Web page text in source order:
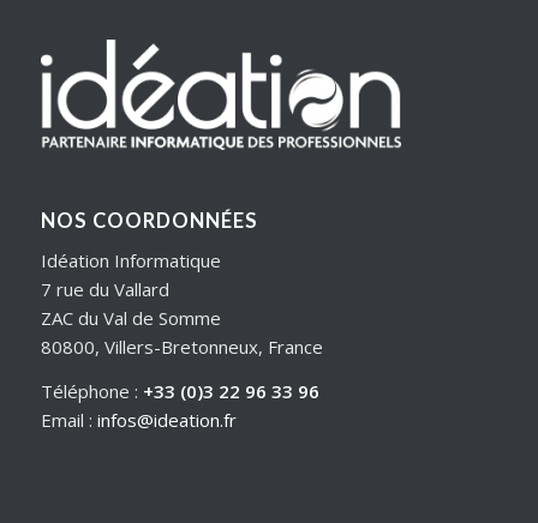
NOS COORDONNÉES
Idéation Informatique
7 rue du Vallard
ZAC du Val de Somme
80800, Villers-Bretonneux, France
Téléphone : +33 (0)3 22 96 33 96
Email : infos@ideation.fr